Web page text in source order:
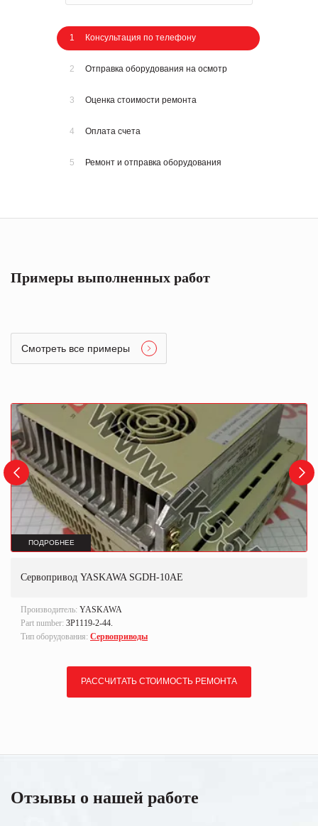
1 Консультация по телефону
2 Отправка оборудования на осмотр
3 Оценка стоимости ремонта
4 Оплата счета
5 Ремонт и отправка оборудования
Примеры выполненных работ
Смотреть все примеры
ПОДРОБНЕЕ
Сервопривод YASKAWA SGDH-10AE
Производитель: YASKAWA
Part number: 3P1119-2-44.
Тип оборудования: Сервоприводы
РАССЧИТАТЬ СТОИМОСТЬ РЕМОНТА
Отзывы о нашей работе